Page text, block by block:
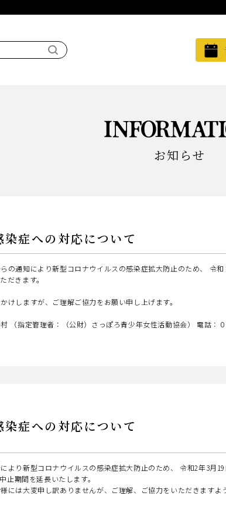
お知らせ
感染症への対応について （
の通知により新型コロナウイルスの感染症拡大防止のため、 令
だきます。
けしますが、ご理解ご協力をお願い申し上げます。
（指定管理者：（公財）さっぽろ青少年女性活動協会） 電話：
感染症への対応について （
より新型コロナウイルスの感染症拡大防止のため、 令和2年3月
止期間を延長いたします。
には大変申し訳ありませんが、ご理解、ご協力をいただきますよ